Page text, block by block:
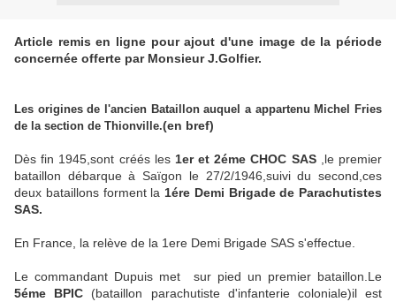
Article remis en ligne pour ajout d'une image de la période
concernée offerte par Monsieur J.Golfier.
Les origines de l'ancien Bataillon auquel a appartenu Michel Fries
de la section de Thionville.(en bref)
Dès fin 1945,sont créés les 1er et 2éme CHOC SAS,le premier
bataillon débarque à Saïgon le 27/2/1946,suivi du second,ces
deux bataillons forment la 1ére Demi Brigade de Parachutistes
SAS.
En France, la relève de la 1ere Demi Brigade SAS s'effectue.
Le commandant Dupuis met sur pied un premier bataillon.Le
5éme BPIC (bataillon parachutiste d'infanterie coloniale)il est